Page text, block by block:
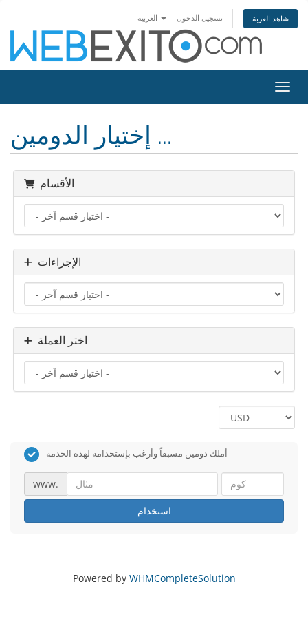
تسجيل الدخول شاهد العربة
إختيار الدومين ...
الأقسام
الإجراءات
اختر العملة
أملك دومين مسبقاً وأرغب بإستخدامه لهذه الخدمة
www.
استخدام
Powered by WHMCompleteSolution